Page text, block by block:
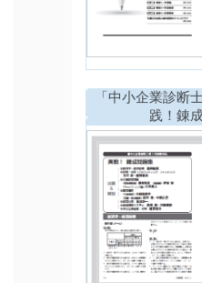
「中小企業診断
践！錬